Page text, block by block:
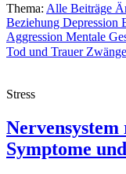
Thema: Alle Beiträge
Beziehung Depression
Aggression Mentale
Tod und Trauer Zwänge
Stress
Symptome